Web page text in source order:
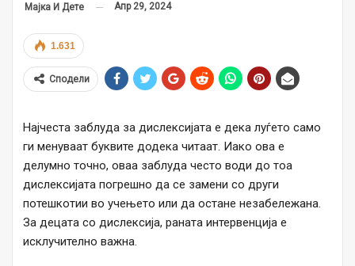
Мајка И Дете Апр 29, 2024
1.631
Сподели
Најчеста заблуда за дислексијата е дека луѓето само
ги менуваат буквите додека читаат. Иако ова е
делумно точно, оваа заблуда често води до тоа
дислексијата погрешно да се замени со други
потешкотии во учењето или да остане незабележана.
За децата со дислексија, раната интервенција е
исклучително важна.